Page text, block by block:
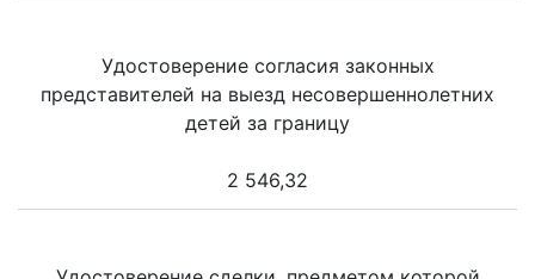
Удостоверение согласия законных
представителей на выезд несовершеннолетних
детей за границу
2 546,32